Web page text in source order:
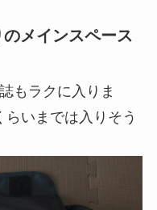
メインスペース
もラクに入りま
いまでは入りそう